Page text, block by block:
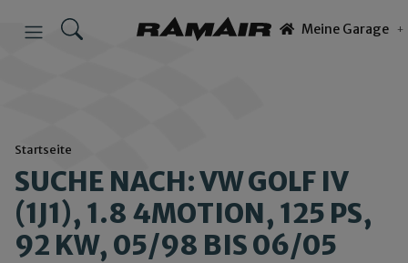
Meine Garage
Startseite
SUCHE NACH: VW GOLF IV
(1J1), 1.8 4MOTION, 125 PS,
92 KW, 05/98 BIS 06/05